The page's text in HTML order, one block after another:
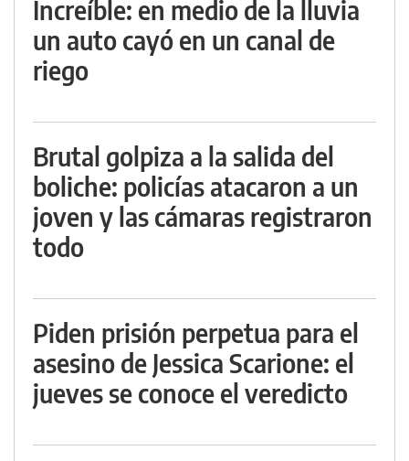
Increíble: en medio de la lluvia
un auto cayó en un canal de
riego
Brutal golpiza a la salida del
boliche: policías atacaron a un
joven y las cámaras registraron
todo
Piden prisión perpetua para el
asesino de Jessica Scarione: el
jueves se conoce el veredicto